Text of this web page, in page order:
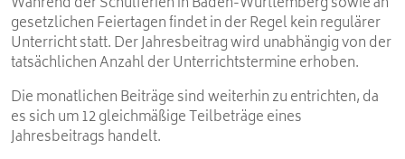
gesetzlichen Feiertagen findet in der Regel kein regulärer
Unterricht statt. Der Jahresbeitrag wird unabhängig von der
tatsächlichen Anzahl der Unterrichtstermine erhoben.
Die monatlichen Beiträge sind weiterhin zu entrichten, da
es sich um 12 gleichmäßige Teilbeträge eines
Jahresbeitrags handelt.